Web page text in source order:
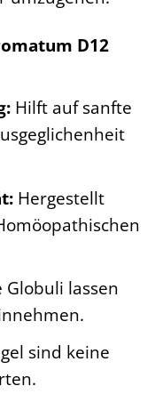
D12
Hilft auf sanfte
Hergestellt
lassen
sind keine